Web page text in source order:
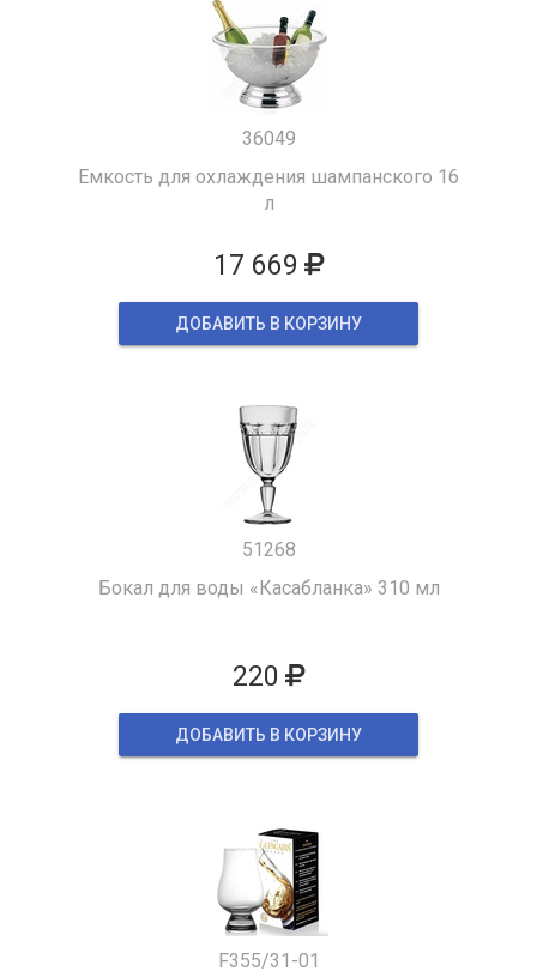
36049
Емкость для охлаждения шампанского 16
л
17 669
ДОБАВИТЬ В КОРЗИНУ
51268
Бокал для воды «Касабланка» 310 мл
220
ДОБАВИТЬ В КОРЗИНУ
F355/31-01